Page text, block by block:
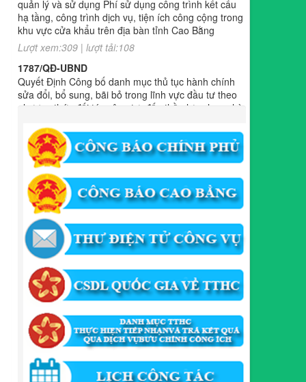
1787/QĐ-UBND
Quyết Định Công bố danh mục thủ tục hành chính
sửa đổi, bổ sung, bãi bỏ trong lĩnh vực đầu tư theo
phương thức đối tác công tư; đấu thầu lựa chọn nhà
đầu tư thuộc thẩm quyền giải quyết của Sở Tài
chính, Ban Quản lý Khu kinh tế tỉnh, UBND cấp xã
tỉnh CB
Lượt xem:301 | lượt tải:303
182/QĐ-BQLKKT
Quyết Định Công khai điều chỉnh, bổ sung Kế hoạch
vốn đầu tư công năm 2025
Lượt xem:453 | lượt tải:350
1174/QĐ-UBND
QUYẾT ĐỊNH Về việc công bố danh mục thủ tục HC
được sửa đổi,bổ sung và phê duyệt quy trình nội bộ
giải quyết TTHC trong lĩnh vực hoạt động xây dựng
theo quy định phân quyền,phân cấp,phân định thẩm
quyền thuộc phạm vi giải quyết của Ban QLKKT
Lượt xem:434 | lượt tải:523
346/QĐ-UBND
quyết thủ tục hành chính trong lĩnh vực khu công
nghiệp, khu kinh tế thuộc thẩm quyền giải quyết của
Ban Quản lý Khu kinh tế tỉnh Cao Bằng
Lượt xem:510 | lượt tải:318